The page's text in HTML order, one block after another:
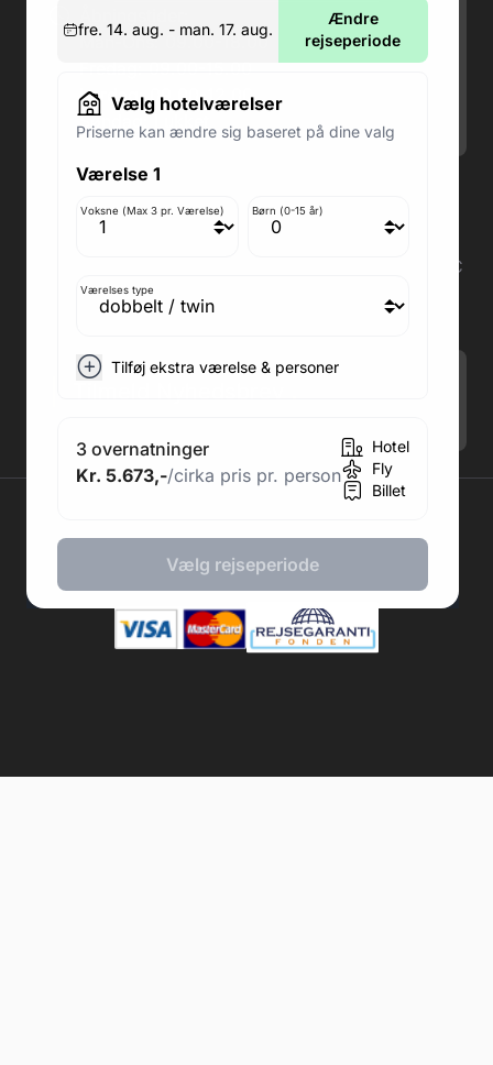
fre. 14. aug. - man. 17. aug.
Ændre
rejseperiode
Vælg hotelværelser
Priserne kan ændre sig baseret på dine valg
Værelse 1
Voksne (Max 3 pr. Værelse) Børn (0-15 år)
Værelses type
Tilføj ekstra værelse & personer
3 overnatninger
Kr. 5.673,-/cirka pris pr. person
Hotel
Fly
Billet
Vælg rejseperiode
Man-Ons: 09.00-18.00
Lørdag: 09.00-12.00
Søndag: Lukket
Adresse butik: Fodboldpakker ApS Rosendal 1C
2860 Søborg
Medlem af rejsegarantifonden: 3350
Adresse kontor: Fodboldpakker ApS Rosendal 1C
2860 Søborg
CVR: 41967218